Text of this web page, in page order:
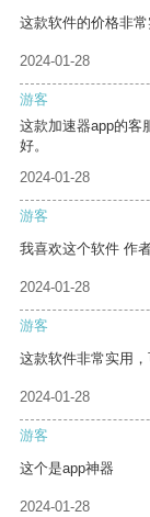
这款软件的价格非常
2024-01-28
游客
这款加速器app的客
好。
2024-01-28
游客
我喜欢这个软件 作
2024-01-28
游客
这款软件非常实用，
2024-01-28
游客
这个是app神器
2024-01-28